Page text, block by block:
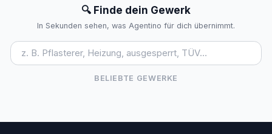
🔍 Finde dein Gewerk
In Sekunden sehen, was Agentino für dich übernimmt.
BELIEBTE GEWERKE